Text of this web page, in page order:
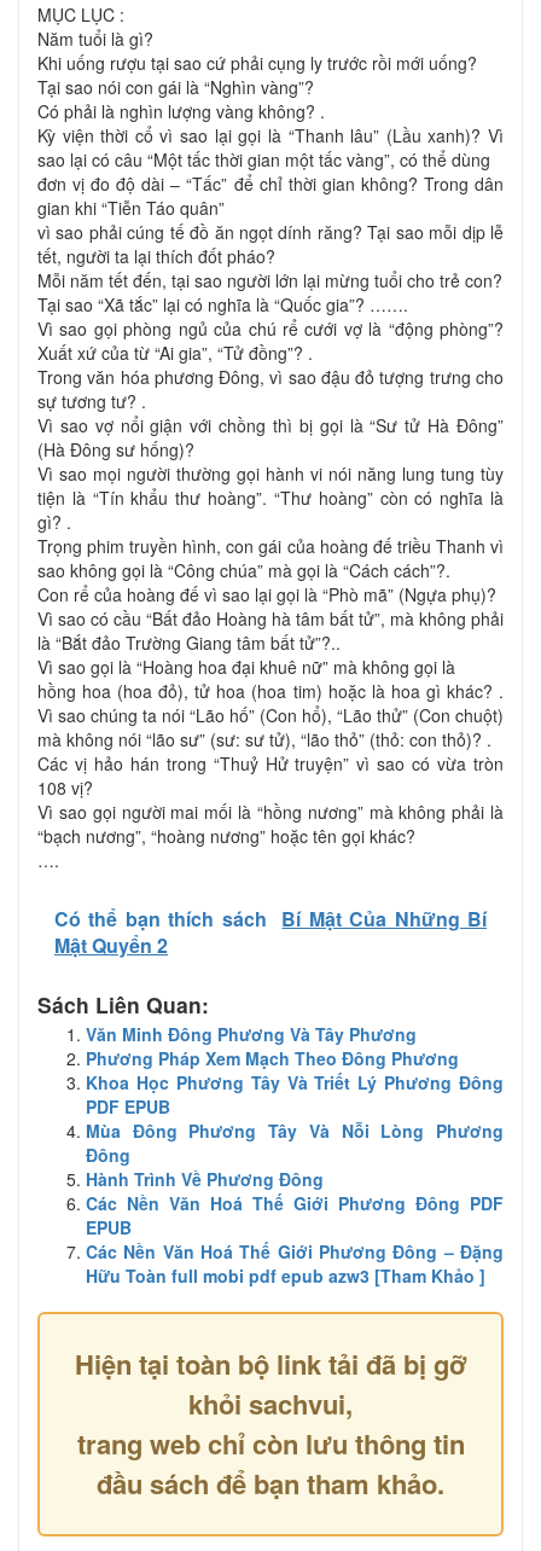
MỤC LỤC :
Năm tuổi là gì?
Khi uống rượu tại sao cứ phải cụng ly trước rồi mới uống?
Tại sao nói con gái là “Nghìn vàng”?
Có phải là nghìn lượng vàng không? .
Kỳ viện thời cổ vì sao lại gọi là “Thanh lâu” (Lầu xanh)? Vì
sao lại có câu “Một tấc thời gian một tấc vàng”, có thể dùng
đơn vị đo độ dài – “Tấc” để chỉ thời gian không? Trong dân
gian khi “Tiễn Táo quân”
vì sao phải cúng tế đồ ăn ngọt dính răng? Tại sao mỗi dịp lễ
tết, người ta lại thích đốt pháo?
Mỗi năm tết đến, tại sao người lớn lại mừng tuổi cho trẻ con?
Tại sao “Xã tắc” lại có nghĩa là “Quốc gia”? …….
Vì sao gọi phòng ngủ của chú rể cưới vợ là “động phòng”?
Xuất xứ của từ “Ai gia”, “Tử đồng”? .
Trong văn hóa phương Đông, vì sao đậu đỏ tượng trưng cho
sự tương tư? .
Vì sao vợ nổi giận với chồng thì bị gọi là “Sư tử Hà Đông”
(Hà Đông sư hống)?
Vì sao mọi người thường gọi hành vi nói năng lung tung tùy
tiện là “Tín khẩu thư hoàng”. “Thư hoàng” còn có nghĩa là
gì? .
Trọng phim truyền hình, con gái của hoàng đế triều Thanh vì
sao không gọi là “Công chúa” mà gọi là “Cách cách”?.
Con rể của hoàng đế vì sao lại gọi là “Phò mã” (Ngựa phụ)?
Vì sao có cầu “Bất đảo Hoàng hà tâm bất tử”, mà không phải
là “Bắt đảo Trường Giang tâm bất tử”?..
Vì sao gọi là “Hoàng hoa đại khuê nữ” mà không gọi là
hồng hoa (hoa đỏ), tử hoa (hoa tim) hoặc là hoa gì khác? .
Vì sao chúng ta nói “Lão hố” (Con hổ), “Lão thử” (Con chuột)
mà không nói “lão sư” (sư: sư tử), “lão thỏ” (thỏ: con thỏ)? .
Các vị hảo hán trong “Thuỷ Hử truyện” vì sao có vừa tròn
108 vị?
Vì sao gọi người mai mối là “hồng nương” mà không phải là
“bạch nương”, “hoàng nương” hoặc tên gọi khác?
….
Có thể bạn thích sách
Bí Mật Của Những Bí
Mật Quyển 2
Sách Liên Quan:
Văn Minh Đông Phương Và Tây Phương
Phương Pháp Xem Mạch Theo Đông Phương
Khoa Học Phương Tây Và Triết Lý Phương Đông
PDF EPUB
Mùa Đông Phương Tây Và Nỗi Lòng Phương
Đông
Hành Trình Về Phương Đông
Các Nền Văn Hoá Thế Giới Phương Đông PDF
EPUB
Các Nền Văn Hoá Thế Giới Phương Đông – Đặng
Hữu Toàn full mobi pdf epub azw3 [Tham Khảo ]
Hiện tại toàn bộ link tải đã bị gỡ
khỏi sachvui,
trang web chỉ còn lưu thông tin
đầu sách để bạn tham khảo.